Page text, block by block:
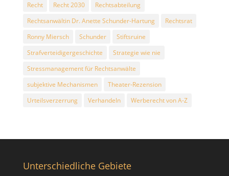
Recht
Recht 2030
Rechtsabteilung
Rechtsanwältin Dr. Anette Schunder-Hartung
Rechtsrat
Ronny Miersch
Schunder
Stiftsruine
Strafverteidigergeschichte
Strategie wie nie
Stressmanagement für Rechtsanwälte
subjektive Mechanismen
Theater-Rezension
Urteilsverzerrung
Verhandeln Werberecht von A-Z
Unterschiedliche Gebiete